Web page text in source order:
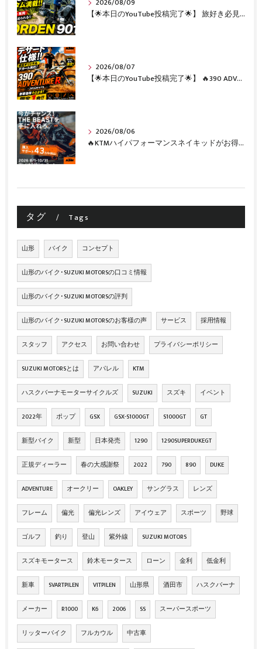
2026/08/09
【🌟本日のYouTube投稿完了🌟】 旅好き必見🔥!!カスタム満載の極上中古車！ 「NORDEN 901」が入荷いたしました✨【Husqvarna Motorcycles山形】
2026/08/07
【🌟本日のYouTube投稿完了🌟】 🔥390 ADVENTURE R × KTM山形 オリジナルデカール仕様誕生🔥
2026/08/06
🔥KTMハイパフォーマンスネイキッドがお得に手に入るチャンス🔥
タグ Tags
山形 バイク コンセプト
山形のバイク･SUZUKI MOTORSの口コミ情報
山形のバイク･SUZUKI MOTORSの評判
山形のバイク･SUZUKI MOTORSのお客様の声 サービス 採用情報
スタッフ アクセス お問い合わせ プライバシーポリシー
SUZUKI MOTORSとは アパレル KTM
ハスクバーナモーターサイクルズ SUZUKI スズキ イベント
2022年 ポップ GSX GSX-S1000GT S1000GT GT
新型バイク 新型 日本発売 1290 1290SUPERDUKEGT
正規ディーラー 春の大感謝祭 2022 790 890 DUKE
ADVENTURE オークリー OAKLEY サングラス レンズ
フレーム 偏光 偏光レンズ アイウェア スポーツ 野球
ゴルフ 釣り 登山 紫外線 SUZUKI MOTORS
スズキモータース 鈴木モータース ローン 金利 低金利
新車 SVARTPILEN VITPILEN 山形県 酒田市 ハスクバーナ
メーカー R1000 K6 2006 SS スーパースポーツ
リッターバイク フルカウル 中古車